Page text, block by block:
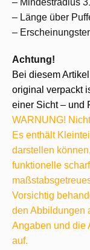
– Mindestradius
– Länge über
–
Achtung!
Bei diesem
original verpackt
einer Sicht – und
WARNUNG!
Es enthält
darstellen
funktionelle
Vorsichtig
den Abbildungen
Angaben und die
auf.